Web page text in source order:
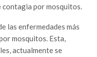
contagia por mosquitos.
las enfermedades más
mosquitos. Esta,
actualmente se